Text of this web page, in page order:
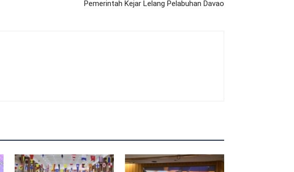
Pemerintah Kejar Lelang Pelabuhan Davao